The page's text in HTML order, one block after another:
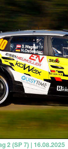
2 (SP 7) | 16.08.2025